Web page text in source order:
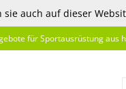
auch auf dieser
für Sportausrüstung aus